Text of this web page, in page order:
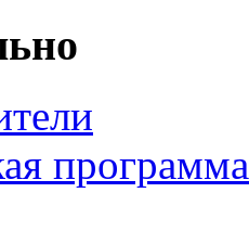
программа